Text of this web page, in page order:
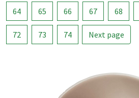
64 65 66 67 68
72 73 74 Next page